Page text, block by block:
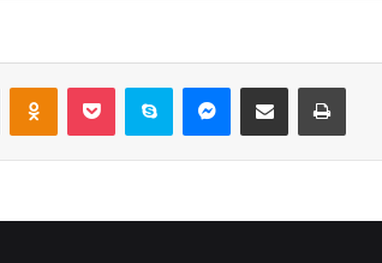
VKontakteOdnoklassniki
Pocket Skype Messenger
E-Posta ile paylaş Yazdır